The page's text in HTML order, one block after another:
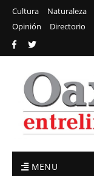
Cultura Naturaleza
Opinión
Directorio
MENU